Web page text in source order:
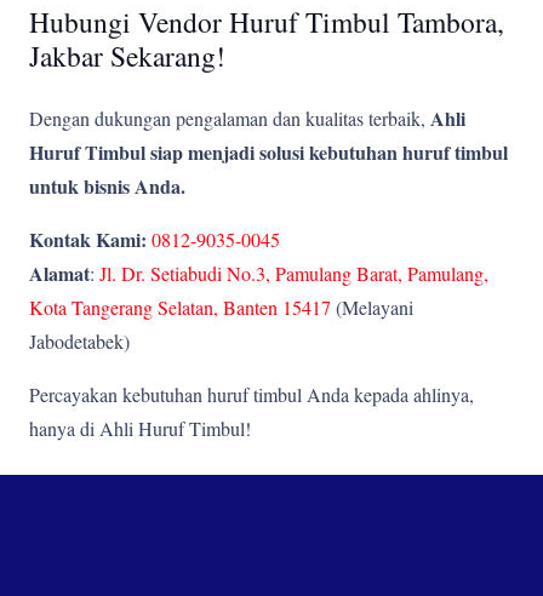
Hubungi Vendor Huruf Timbul Tambora,
Jakbar Sekarang!
Dengan dukungan pengalaman dan kualitas terbaik, Ahli
Huruf Timbul siap menjadi solusi kebutuhan huruf timbul
untuk bisnis Anda.
Kontak Kami: 0812-9035-0045
Alamat: Jl. Dr. Setiabudi No.3, Pamulang Barat, Pamulang,
Kota Tangerang Selatan, Banten 15417 (Melayani
Jabodetabek)
Percayakan kebutuhan huruf timbul Anda kepada ahlinya,
hanya di Ahli Huruf Timbul!